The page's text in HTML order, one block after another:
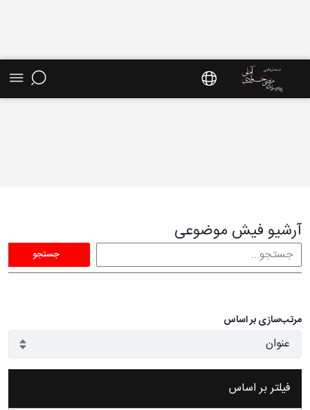
آرشیو فیش موضوعی
جستجو
مرتب‌سازی بر اساس
فیلتر بر اساس